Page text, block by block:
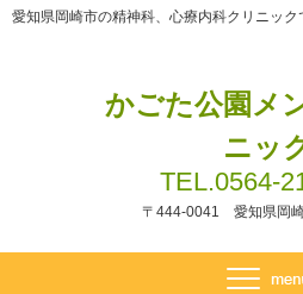
かごた公園メ
ニッ
愛知県岡崎市の精神科、心療内科クリニック
TEL.0564-
〒444-0041 愛知県岡